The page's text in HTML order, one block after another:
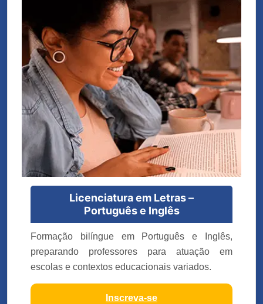
Licenciatura em Letras –
Português e Inglês
Formação bilíngue em Português e Inglês,
preparando professores para atuação em
escolas e contextos educacionais variados.
Inscreva-se